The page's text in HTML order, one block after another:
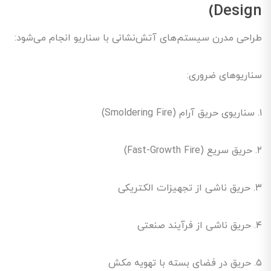
Design)
طراحی مدرن سیستم‌های آتش‌نشانی با سناریو انجام می‌شود:
سناریوهای ضروری:
۱. سناریوی حریق آرام (Smoldering Fire)
۲. حریق سریع (Fast-Growth Fire)
۳. حریق ناشی از تجهیزات الکتریکی
۴. حریق ناشی از فرآیند صنعتی
۵. حریق در فضای بسته با تهویه مکش